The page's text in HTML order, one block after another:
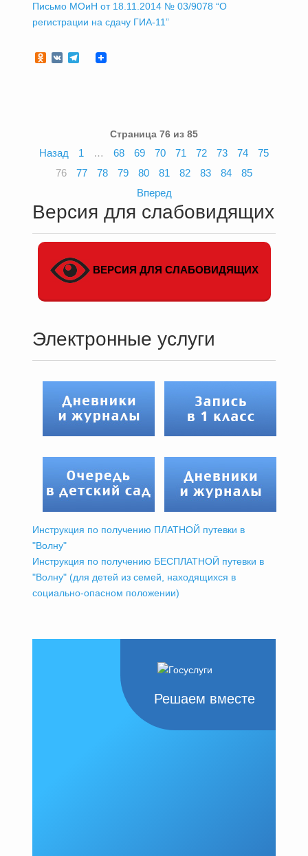
Письмо МОиН от 18.11.2014 № 03/9078 “О
регистрации на сдачу ГИА-11”
Odnoklassniki
VKTelegram
Страница 76 из 85
Назад 1 … 68 69 70 71 72 73 74
75
76
77 78 79 80 81 82 83 84
85
Вперед
Версия для слабовидящих
ВЕРСИЯ ДЛЯ СЛАБОВИДЯЩИХ
Электронные услуги
Инструкция по получению ПЛАТНОЙ путевки в
"Волну"
Инструкция по получению БЕСПЛАТНОЙ путевки в
"Волну" (для детей из семей, находящихся в
социально-опасном положении)
Решаем вместе